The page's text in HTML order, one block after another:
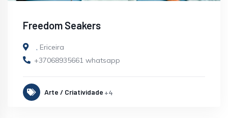
Freedom Seakers
, Ericeira
+37068935661 whatsapp
Arte / Criatividade +4